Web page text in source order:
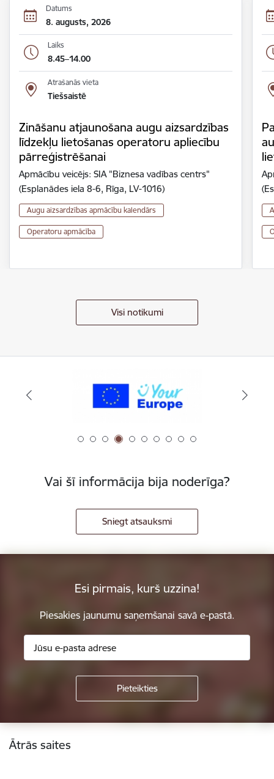
Datums
8. augusts, 2026
Laiks
8.45–14.00
Atrašanās vieta
Tiešsaistē
Zināšanu atjaunošana augu aizsardzības
līdzekļu lietošanas operatoru apliecību
pārreģistrēšanai
Apmācību veicējs: SIA "Biznesa vadības centrs"
(Esplanādes iela 8-6, Rīga, LV-1016)
Augu aizsardzības apmācību kalendārs
Operatoru apmācība
Visi notikumi
Vai šī informācija bija noderīga?
Sniegt atsauksmi
Esi pirmais, kurš uzzina!
Piesakies jaunumu saņemšanai savā e-pastā.
Kājene
Ātrās saites